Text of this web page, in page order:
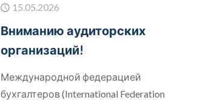
15.05.2026
Вниманию аудиторских
организаций!
Международной федерацией
бухгалтеров (International Federation